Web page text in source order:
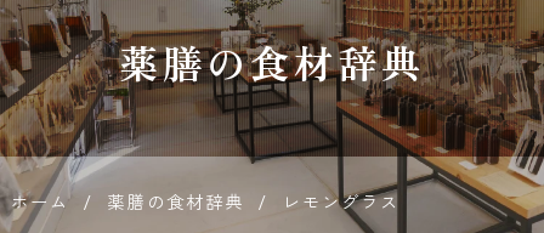
門店 薬膳
小町薬膳の食材辞典
ホーム / 薬膳の食材辞典 / レモングラス